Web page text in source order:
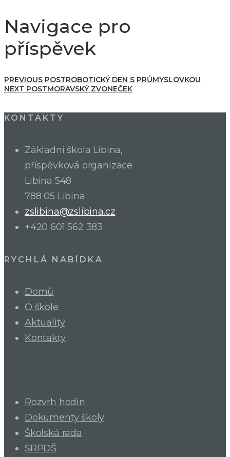
Navigace pro
příspěvek
PREVIOUS POSTROBOTICKÝ DEN S PRŮMYSLOVKOU
NEXT POSTMORAVSKÝ ZVONEČEK
KONTAKTY
Základní škola Libina,
příspěvková organizace
Libina 548
788 05 Libina
zslibina@zslibina.cz
+420 601 562 383
RYCHLÁ NABÍDKA
Domů
O škole
Aktuality
Kontakty
Rozvrh hodin
Dokumenty školy
Školská rada
SRPDŠ